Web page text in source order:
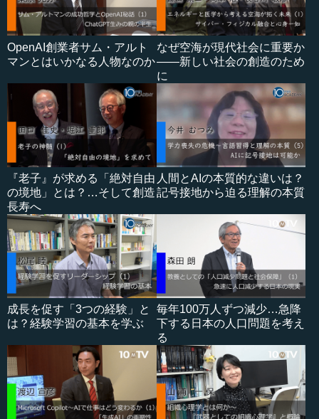
OpenAI創業者サム・アルト
マンとはいかなる人物なのか
なぜ空海が現代社会に重要か
――新しい社会の創造のため
に
『老子』が求める「絶対自由
の境地」とは？…そして創造
長寿へ
人間とAIの本質的な違いは？
記号接地から迫る理解の本質
成長を促す「3つの経験」と
は？経験学習の基本を学ぶ
毎年100万人ずつ減少…急降
下する日本の人口問題を考え
る